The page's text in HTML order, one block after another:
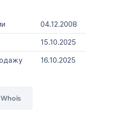
04.12.2008
15.10.2025
16.10.2025